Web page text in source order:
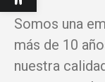
Somos una
más de 10
nuestra